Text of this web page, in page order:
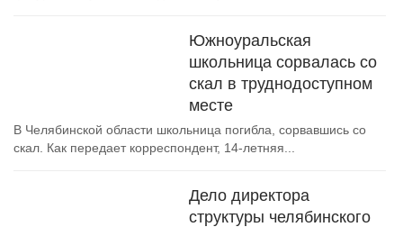
Южноуральская
школьница сорвалась со
скал в труднодоступном
месте
В Челябинской области школьница погибла, сорвавшись со
скал. Как передает корреспондент, 14-летняя...
Дело директора
структуры челябинского